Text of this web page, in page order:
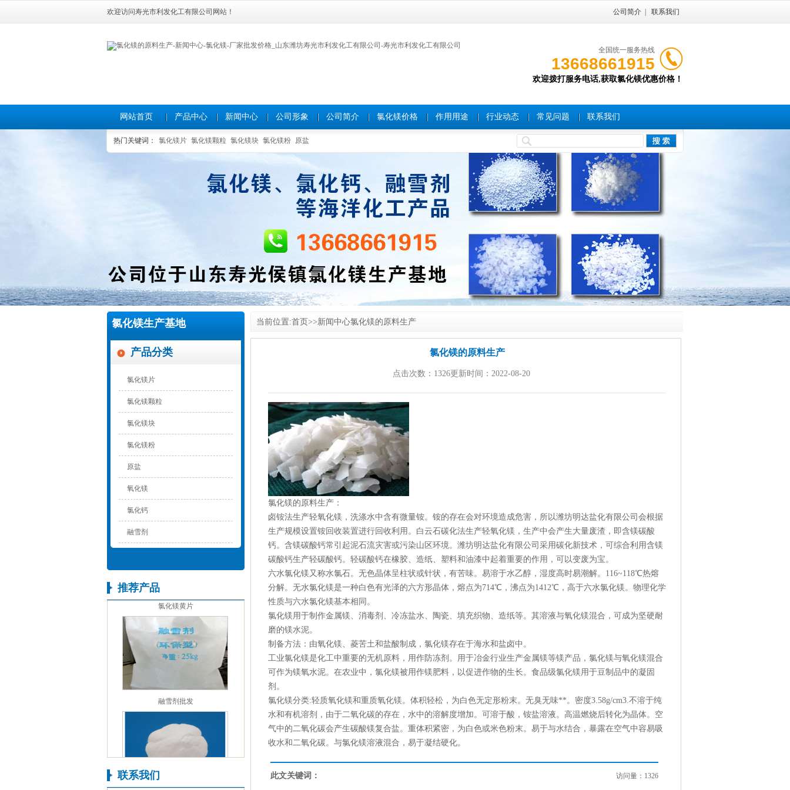
欢迎访问寿光市利发化工有限公司网站！ 公司简介 联系我们
全国统一服务热线
13668661915
欢迎拨打服务电话,获取氯化镁优惠价格！
网站首页 产品中心 新闻中心 公司形象 公司简介 氯化镁价格 作用用途 行业动态 常见问题 联系我们
热门关键词： 氯化镁片 氯化镁颗粒 氯化镁块 氯化镁粉 原盐
氯化镁生产基地
产品分类
氯化镁片
氯化镁颗粒
氯化镁块
氯化镁粉
原盐
氧化镁
氯化钙
融雪剂
推荐产品
融雪剂批发
氧化镁
联系我们
当前位置:首页 >>新闻中心氯化镁的原料生产
氯化镁的原料生产
点击次数：1326更新时间：2022-08-20
氯化镁的原料生产：
卤铵法生产轻氧化镁，洗涤水中含有微量铵。铵的存在会对环境造成危害，所以潍坊明达盐化有限公司会根据
生产规模设置铵回收装置进行回收利用。白云石碳化法生产轻氧化镁，生产中会产生大量废渣，即含镁碳酸
钙。含镁碳酸钙常引起泥石流灾害或污染山区环境。潍坊明达盐化有限公司采用碳化新技术，可综合利用含镁
碳酸钙生产轻碳酸钙。轻碳酸钙在橡胶、造纸、塑料和油漆中起着重要的作用，可以变废为宝。
六水氯化镁 又称水氯石。无色晶体呈柱状或针状，有苦味。易溶于水乙醇，湿度高时易潮解。116~118℃热熔
分解。无水氯化镁是一种白色有光泽的六方形晶体，熔点为714℃，沸点为1412℃，高于六水氯化镁。物理化学
性质与六水氯化镁基本相同。
氯化镁用于制作金属镁、消毒剂、冷冻盐水、陶瓷、填充织物、造纸等。其溶液与氧化镁混合，可成为坚硬耐
磨的镁水泥。
制备方法：由氧化镁、菱苦土和盐酸制成，氯化镁存在于海水和盐卤中。
工业氯化镁是化工中重要的无机原料，用作防冻剂。用于冶金行业生产金属镁等镁产品，氯化镁与氧化镁混合
可作为镁氧水泥。在农业中，氯化镁被用作镁肥料，以促进作物的生长。食品级氯化镁用于豆制品中的凝固
剂。
氯化镁分类:轻质氧化镁和重质氧化镁。体积轻松，为白色无定形粉末。无臭无味**。密度3.58g/cm3.不溶于纯
水和有机溶剂，由于二氧化碳的存在，水中的溶解度增加。可溶于酸，铵盐溶液。高温燃烧后转化为晶体。空
气中的二氧化碳会产生碳酸镁复合盐。重体积紧密，为白色或米色粉末。易于与水结合，暴露在空气中容易吸
收水和二氧化碳。与氯化镁溶液混合，易于凝结硬化。
访问量：1326
此文关键词：